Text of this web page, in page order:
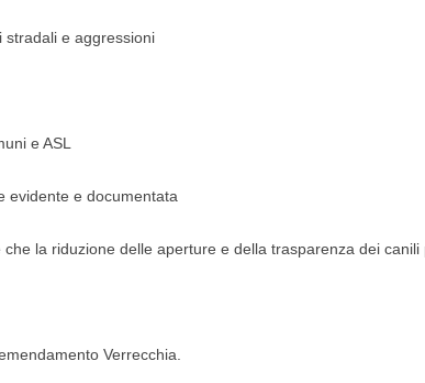
stradali e aggressioni
e ASL
evidente e documentata
la riduzione delle aperture e della trasparenza dei
Verrecchia.